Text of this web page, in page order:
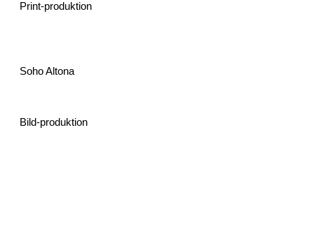
Print-produktion
Soho Altona
Bild-produktion